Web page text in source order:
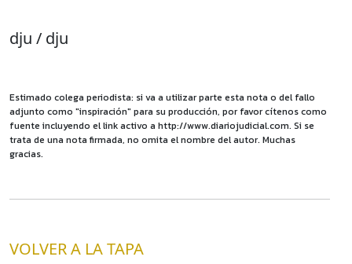
dju / dju
Estimado colega periodista: si va a utilizar parte esta nota o del fallo
adjunto como "inspiración" para su producción, por favor cítenos como
fuente incluyendo el link activo a http://www.diariojudicial.com. Si se
trata de una nota firmada, no omita el nombre del autor. Muchas
gracias.
VOLVER A LA TAPA